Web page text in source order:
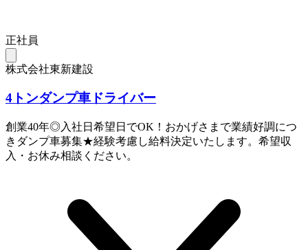
正社員
株式会社東新建設
4トンダンプ車ドライバー
創業40年◎入社日希望日でOK！おかげさまで業績好調につ
きダンプ車募集★経験考慮し給料決定いたします。希望収
入・お休み相談ください。